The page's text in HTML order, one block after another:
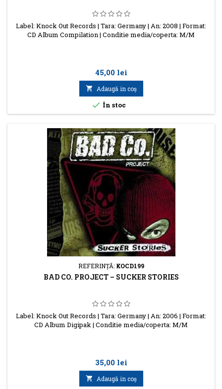
Label: Knock Out Records | Tara: Germany | An: 2008 | Format:
CD Album Compilation | Conditie media/coperta: M/M
Preţ
45,00 lei
 Adaugă in coş
 În stoc
REFERINŢĂ: KOCD199
BAD CO. PROJECT – SUCKER STORIES
Label: Knock Out Records | Tara: Germany | An: 2006 | Format:
CD Album Digipak | Conditie media/coperta: M/M
Preţ
35,00 lei
 Adaugă in coş